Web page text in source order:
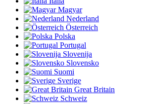
Magyar
Nederland
Österreich
Polska
Portugal
Slovenija
Slovensko
Suomi
Sverige
Great Britain
Schweiz